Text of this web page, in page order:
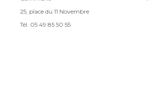
25, place du 11 Novembre
Tél. 05 49 85 50 55